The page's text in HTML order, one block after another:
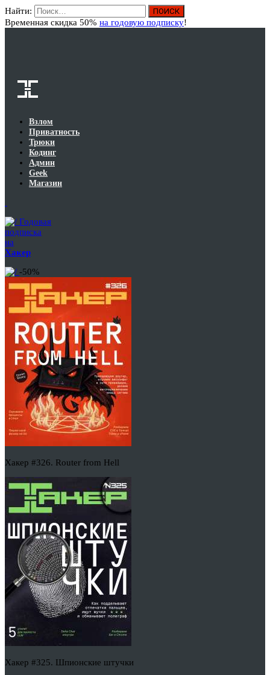
Найти:
Временная скидка 50% на годовую подписку!
Взлом
Приватность
Трюки
Кодинг
Админ
Geek
Магазин
Годовая
подписка
на
Хакер
-50%
Хакер #326. Router from Hell
Хакер #325. Шпионские штучки